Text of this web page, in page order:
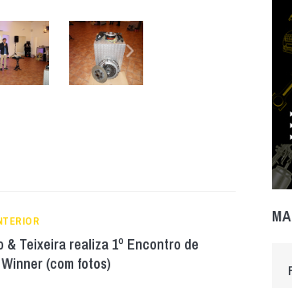
& Teixeira realiza 1º Encontro de
(com fotos)